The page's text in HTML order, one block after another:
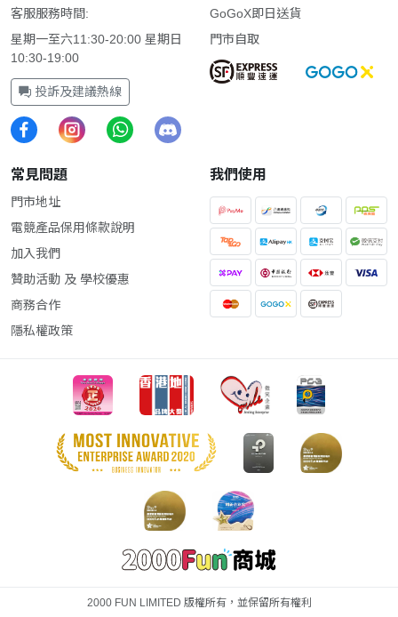
客服服務時間:
星期一至六11:30-20:00 星期日
10:30-19:00
投訴及建議熱線
GoGoX即日送貨
門市自取
常見問題
門市地址
電競產品保用條款說明
加入我們
贊助活動 及 學校優惠
商務合作
隱私權政策
我們使用
2000 FUN LIMITED 版權所有，並保留所有權利